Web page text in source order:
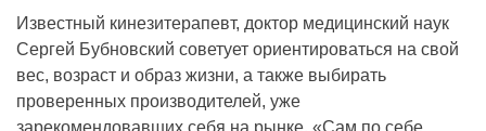
Известный кинезитерапевт, доктор медицинский наук
Сергей Бубновский советует ориентироваться на свой
вес, возраст и образ жизни, а также выбирать
проверенных производителей, уже
зарекомендовавших себя на рынке. «Сам по себе